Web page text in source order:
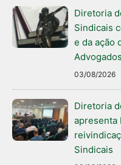
Diretoria
Sindicais
e da ação
Advogados
03/08/2026
Diretoria
apresenta
Sindicais